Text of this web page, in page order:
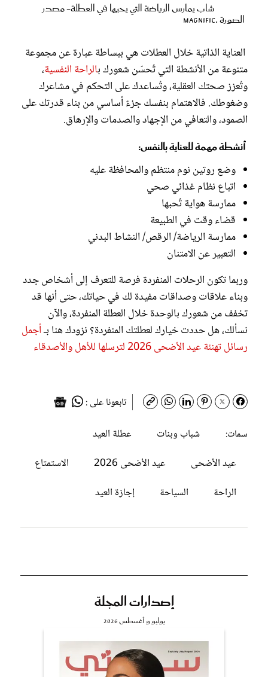
شاب يمارس الرياضة التي يحبها في العطلة- مصدر
الصورة .magnific
العناية الذاتية خلال العطلات هي ببساطة عبارة عن مجموعة
متنوعة من الأنشطة التي تُحسّن شعورك بالراحة النفسية،
وتُعزز صحتك العقلية، وتُساعدك على التحكم في مشاعرك
وضغوطك. فالاهتمام بنفسك جزءٌ أساسي من بناء قدرتك على
الصمود، والتعافي من الإجهاد والصدمات والإرهاق.
أنشطة مهمة للعناية بالنفس:
وضع روتين نوم منتظم والمحافظة عليه
اتباع نظام غذائي صحي
ممارسة هواية تُحبها
قضاء وقت في الطبيعة
ممارسة الرياضة/ الرقص/ النشاط البدني
التعبير عن الامتنان
وربما تكون الرحلات المنفردة فرصة للتعرف إلى أشخاص جدد
وبناء علاقات وصداقات مفيدة لك في حياتك، حتى أنها قد
تخفف من شعورك بالوحدة خلال العطلة المنفردة، والآن
نسألك، هل حددت خيارك لعطلتك المنفردة؟ نزودك هنا بـأجمل
رسائل تهنئة عيد الأضحى 2026 لترسلها للأهل والأصدقاء
تابعونا على :
سمات:
شباب وبنات
عطلة العيد
عيد الأضحى
عيد الأضحى 2026
الاستمتاع
الراحة
السياحة إجازة العيد
إصدارات المجلة
يوليو و أغسطس 2026